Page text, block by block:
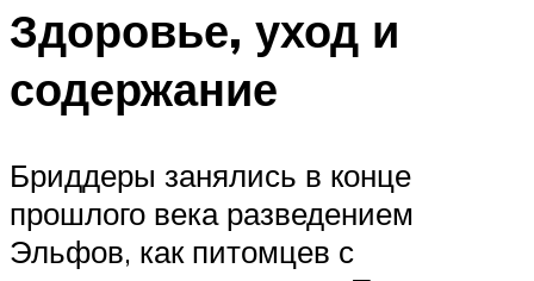
Здоровье, уход и
содержание
Бриддеры занялись в конце
прошлого века разведением
Эльфов, как питомцев с